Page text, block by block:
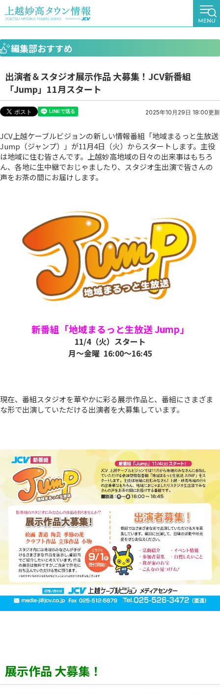
編集部おすすめ
出演者＆スタジオ展示作品 大募集！JCV新番組
「Jump」11月スタート
2025年10月29日 18:00更新
JCV上越ケーブルビジョンの新しい情報番組「地域まるっと生放送
Jump（ジャンプ）」が11月4日（火）からスタートします。主役
は地域に住む皆さんです。上越妙高地域の日々の出来事はもちろ
ん、各地に生中継でおじゃましたり、スタジオ生出演で皆さんの
声をお茶の間にお届けします。
新番組「地域まるっと生放送 Jump」
11/4（火）スタート
月～金曜 16:00～16:45
現在、番組スタジオを華やかに彩る展示作品と、番組にさまざま
な形で出演していただける出演者を大募集しています。
展示作品 大募集！